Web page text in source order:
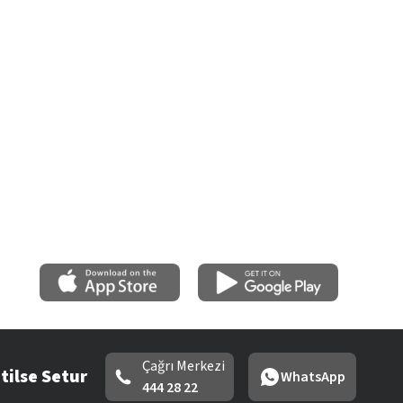
Setur
Çağrı Merkezi
444 28 22
WhatsApp